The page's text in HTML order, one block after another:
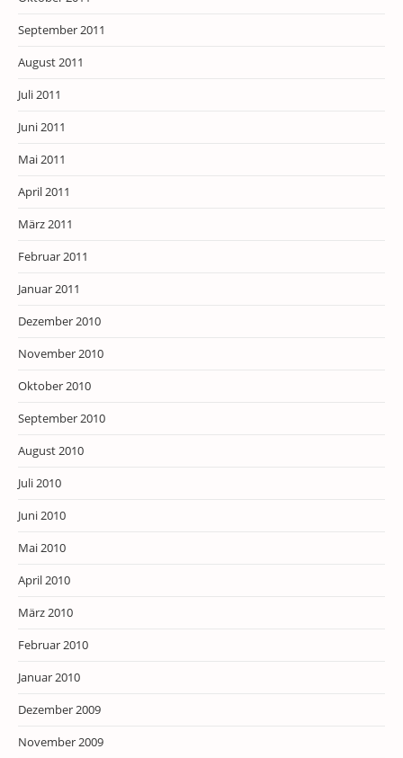
September 2011
August 2011
Juli 2011
Juni 2011
Mai 2011
April 2011
März 2011
Februar 2011
Januar 2011
Dezember 2010
November 2010
Oktober 2010
September 2010
August 2010
Juli 2010
Juni 2010
Mai 2010
April 2010
März 2010
Februar 2010
Januar 2010
Dezember 2009
November 2009